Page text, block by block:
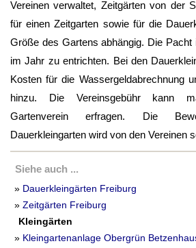
Vereinen verwaltet, Zeitgärten von der
für einen Zeitgarten sowie für die
Größe des Gartens abhängig. Die
im Jahr zu entrichten. Bei den
Kosten für die Wassergeldabrechnung
hinzu. Die Vereinsgebühr kann
Gartenverein erfragen. Die
Dauerkleingarten wird von den Vereinen
Siehe auch ...
» Dauerkleingärten Freiburg
» Zeitgärten Freiburg
Kleingärten
» Kleingartenanlage Obergrün